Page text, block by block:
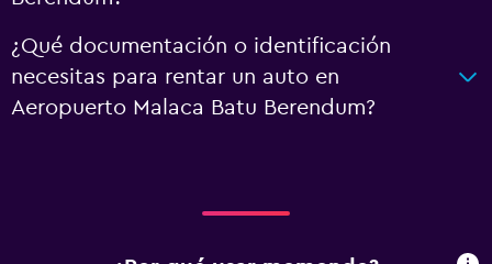
¿Qué documentación o identificación
necesitas para rentar un auto en
Aeropuerto Malaca Batu Berendum?